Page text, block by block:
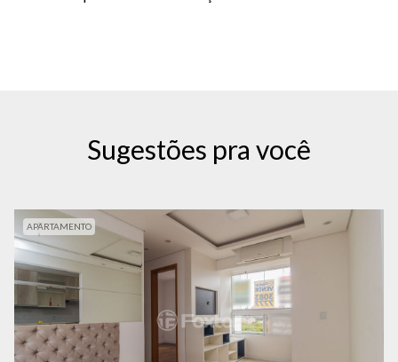
Sugestões pra você
APARTAMENTO